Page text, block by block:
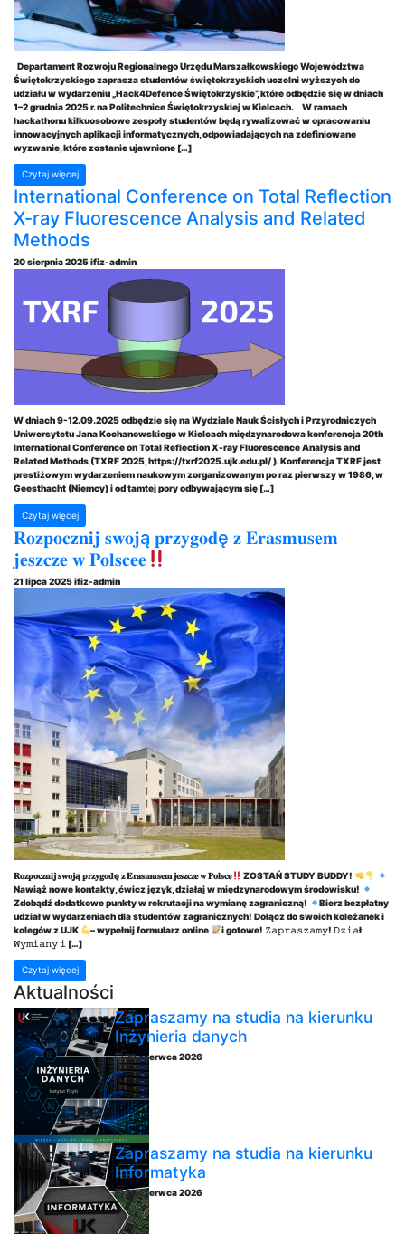
Departament Rozwoju Regionalnego Urzędu Marszałkowskiego Województwa
Świętokrzyskiego zaprasza studentów świętokrzyskich uczelni wyższych do
udziału w wydarzeniu „Hack4Defence Świętokrzyskie”, które odbędzie się w dniach
1–2 grudnia 2025 r. na Politechnice Świętokrzyskiej w Kielcach. W ramach
hackathonu kilkuosobowe zespoły studentów będą rywalizować w opracowaniu
innowacyjnych aplikacji informatycznych, odpowiadających na zdefiniowane
wyzwanie, które zostanie ujawnione […]
Czytaj więcej
International Conference on Total Reflection
X-ray Fluorescence Analysis and Related
Methods
20 sierpnia 2025ifiz-admin
W dniach 9-12.09.2025 odbędzie się na Wydziale Nauk Ścisłych i Przyrodniczych
Uniwersytetu Jana Kochanowskiego w Kielcach międzynarodowa konferencja 20th
International Conference on Total Reflection X-ray Fluorescence Analysis and
Related Methods (TXRF 2025, https://txrf2025.ujk.edu.pl/ ). Konferencja TXRF jest
prestiżowym wydarzeniem naukowym zorganizowanym po raz pierwszy w 1986, w
Geesthacht (Niemcy) i od tamtej pory odbywającym się […]
Czytaj więcej
𝐑𝐨𝐳𝐩𝐨𝐜𝐳𝐧𝐢𝐣 𝐬𝐰𝐨𝐣ą 𝐩𝐫𝐳𝐲𝐠𝐨𝐝ę 𝐳 𝐄𝐫𝐚𝐬𝐦𝐮𝐬𝐞𝐦
𝐣𝐞𝐬𝐳𝐜𝐳𝐞 𝐰 𝐏𝐨𝐥𝐬𝐜𝐞𝐞
21 lipca 2025ifiz-admin
𝐑𝐨𝐳𝐩𝐨𝐜𝐳𝐧𝐢𝐣 𝐬𝐰𝐨𝐣ą 𝐩𝐫𝐳𝐲𝐠𝐨𝐝ę 𝐳 𝐄𝐫𝐚𝐬𝐦𝐮𝐬𝐞𝐦 𝐣𝐞𝐬𝐳𝐜𝐳𝐞 𝐰 𝐏𝐨𝐥𝐬𝐜𝐞
ZOSTAŃ STUDY BUDDY!
Nawiąż nowe kontakty, ćwicz język, działaj w międzynarodowym środowisku!
Zdobądź dodatkowe punkty w rekrutacji na wymianę zagraniczną!
Bierz bezpłatny
udział w wydarzeniach dla studentów zagranicznych! Dołącz do swoich koleżanek i
kolegów z UJK
– wypełnij formularz online
i gotowe! 𝚉𝚊𝚙𝚛𝚊𝚜𝚣𝚊𝚖𝚢! 𝙳𝚣𝚒𝚊ł
𝚆𝚢𝚖𝚒𝚊𝚗𝚢 𝚒 […]
Czytaj więcej
Aktualności
Zapraszamy na studia na kierunku
Inżynieria danych
29 czerwca 2026
Zapraszamy na studia na kierunku
Informatyka
29 czerwca 2026